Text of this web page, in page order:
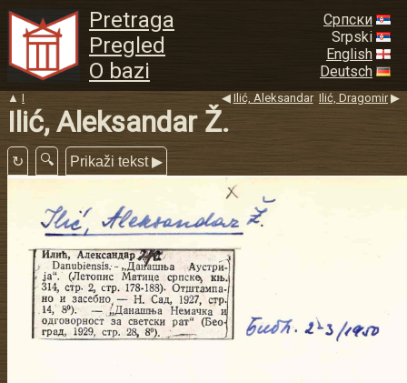
Pretraga
Pregled
O bazi
Српски
Srpski
English
Deutsch
▲ I ◀ Ilić, Aleksandar Ilić, Dragomir▶
Ilić, Aleksandar Ž.